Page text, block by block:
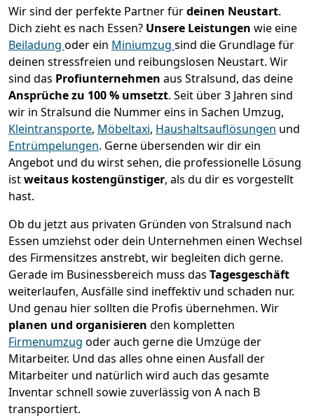
Wir sind der perfekte Partner fürdeinen Neustart.
Dich zieht es nach Essen? Unsere Leistungen wie eine
Beiladung oder ein Miniumzug sind die Grundlage für
deinen stressfreien und reibungslosen Neustart. Wir
sind das Profiunternehmen aus Stralsund, das deine
Ansprüche zu 100 % umsetzt. Seit über 3 Jahren sind
wir in Stralsund die Nummer eins in Sachen Umzug,
Kleintransporte, Möbeltaxi, Haushaltsauflösungen und
Entrümpelungen. Gerne übersenden wir dir ein
Angebot und du wirst sehen, die professionelle Lösung
istweitaus kostengünstiger, als du dir es vorgestellt
hast.
Ob du jetzt aus privaten Gründen von Stralsund nach
Essen umziehst oder dein Unternehmen einen Wechsel
des Firmensitzes anstrebt, wir begleiten dich gerne.
Gerade im Businessbereich muss das Tagesgeschäft
weiterlaufen, Ausfälle sind ineffektiv und schaden nur.
Und genau hier sollten die Profis übernehmen. Wir
planen und organisieren den kompletten
Firmenumzug oder auch gerne die Umzüge der
Mitarbeiter. Und das alles ohne einen Ausfall der
Mitarbeiter und natürlich wird auch das gesamte
Inventar schnell sowie zuverlässig von A nach B
transportiert.